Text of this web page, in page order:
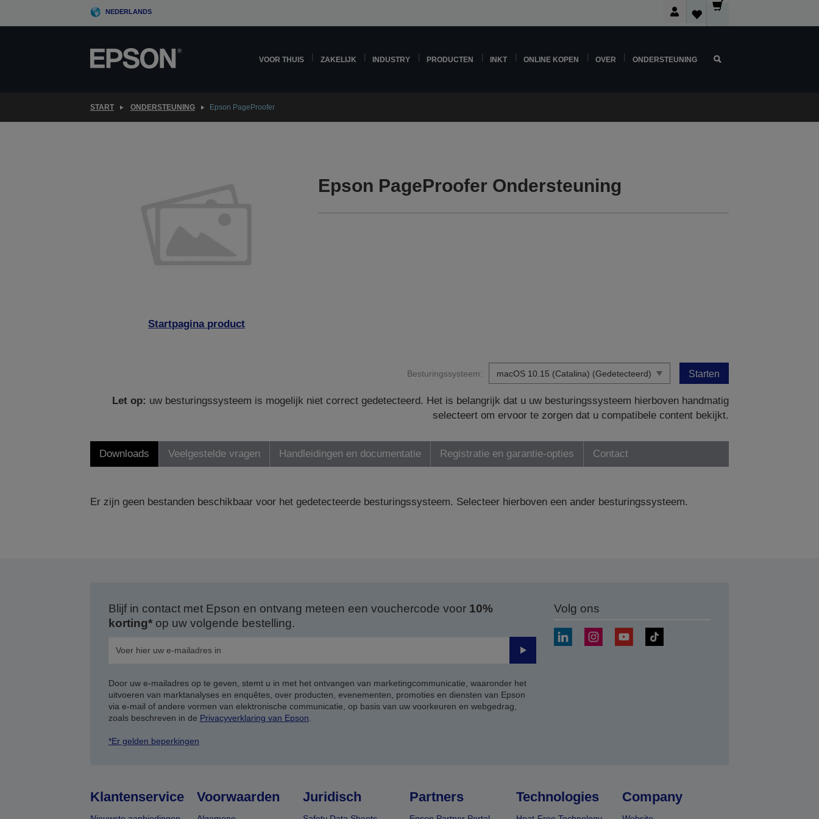
NEDERLANDS
VOOR THUIS ZAKELIJK INDUSTRY PRODUCTEN INKT ONLINE KOPEN OVER ONDERSTEUNING
START ONDERSTEUNING Epson PageProofer
Startpagina product
Epson PageProofer Ondersteuning
Besturingssysteem: Starten
Let op: uw besturingssysteem is mogelijk niet correct gedetecteerd. Het is belangrijk dat u uw besturingssysteem hierboven handmatig
selecteert om ervoor te zorgen dat u compatibele content bekijkt.
Downloads Veelgestelde vragen Handleidingen en documentatie Registratie en garantie-opties Contact
Er zijn geen bestanden beschikbaar voor het gedetecteerde besturingssysteem. Selecteer hierboven een ander besturingssysteem.
Blijf in contact met Epson en ontvang meteen een vouchercode voor 10%
korting*op uw volgende bestelling.
Verzenden
Door uw e-mailadres op te geven, stemt u in met het ontvangen van marketingcommunicatie, waaronder het
uitvoeren van marktanalyses en enquêtes, over producten, evenementen, promoties en diensten van Epson
via e-mail of andere vormen van elektronische communicatie, op basis van uw voorkeuren en webgedrag,
zoals beschreven in de Privacyverklaring van Epson.
*Er gelden beperkingen
Volg ons
Klantenservice Voorwaarden Juridisch Partners Technologies Company